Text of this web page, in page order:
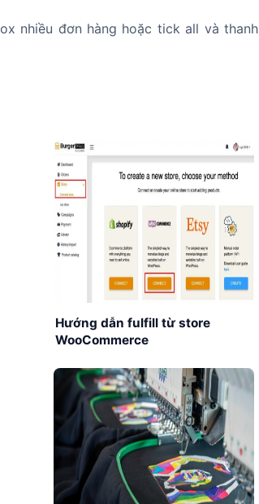
nhiều đơn hàng hoặc tick all và thanh
Hướng dẫn fulfill từ store
WooCommerce